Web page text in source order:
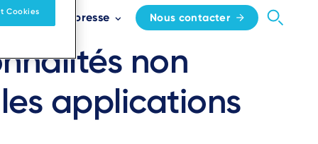
Espace presse Nous contacter
de
non
applications
Cookies